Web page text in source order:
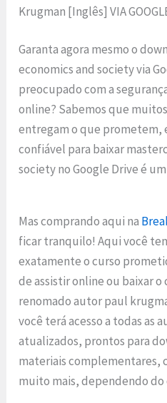
Krugman [Inglês] VIA
Garanta agora mesmo o
economics and society via
preocupado com a
online? Sabemos que
entregam o que prometem,
confiável para baixar
society no Google Drive é
Mas comprando aqui na
ficar tranquilo! Aqui você
exatamente o curso
de assistir online ou baixar
renomado autor paul
você terá acesso a todas as
atualizados, prontos para
materiais complementares,
muito mais, dependendo do